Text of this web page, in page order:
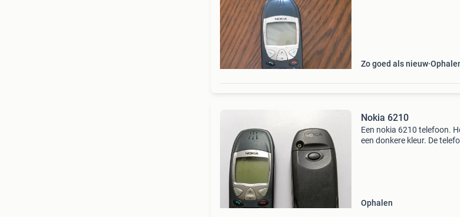
Zo goed als nieuw
Nokia 6210
Een nokia 6210 telefoon.
een donkere kleur. De
Ophalen